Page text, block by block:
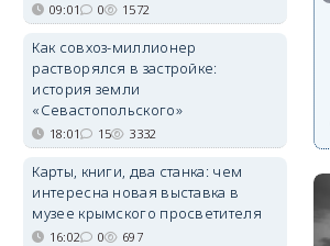
09:01 0 1572
Как совхоз-миллионер
растворялся в застройке:
история земли
«Севастопольского»
18:01 15 3332
Карты, книги, два станка: чем
интересна новая выставка в
музее крымского просветителя
16:02 0 697